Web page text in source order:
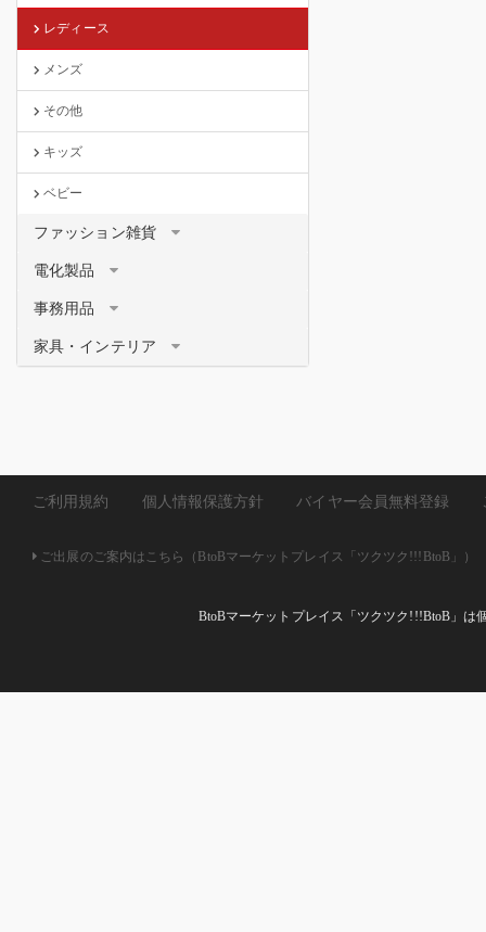
レディース
メンズ
その他
キッズ
ベビー
ファッション雑貨
電化製品
事務用品
家具・インテリア
ご利用規約 個人情報保護方針 バイヤー会員無料登録
ご出展のご案内はこちら（BtoBマーケットプレイス「ツクツク!!!BtoB」）
BtoBマーケットプレイス「ツクツク!!!BtoB」は